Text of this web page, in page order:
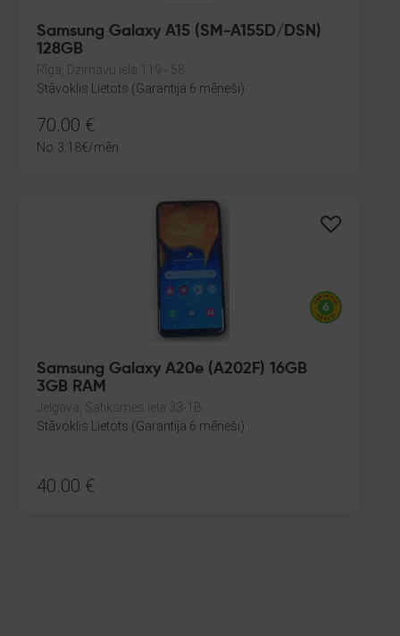
Samsung Galaxy A15 (SM-A155D/DSN)
128GB
Rīga, Dzirnavu iela 119 - 58
Stāvoklis Lietots (Garantija 6 mēneši)
70.00 €
No 3.18€/mēn.
Samsung Galaxy A20e (A202F) 16GB
3GB RAM
Jelgava, Satiksmes iela 33-1B
Stāvoklis Lietots (Garantija 6 mēneši)
40.00 €